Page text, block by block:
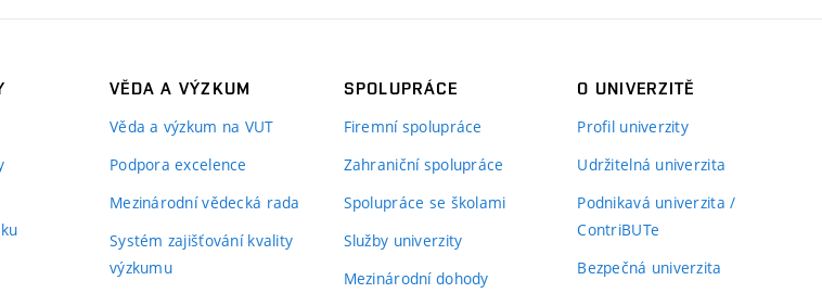
VĚDA A VÝZKUM
Věda a výzkum na VUT
Podpora excelence
Mezinárodní vědecká rada
Systém zajišťování kvality
výzkumu
SPOLUPRÁCE
Firemní spolupráce
Zahraniční spolupráce
Spolupráce se školami
Služby univerzity
Mezinárodní dohody
O UNIVERZITĚ
Profil univerzity
Udržitelná univerzita
Podnikavá univerzita /
ContriBUTe
Bezpečná univerzita